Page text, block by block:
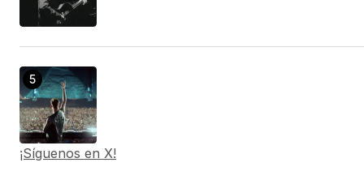
¡Síguenos en X!